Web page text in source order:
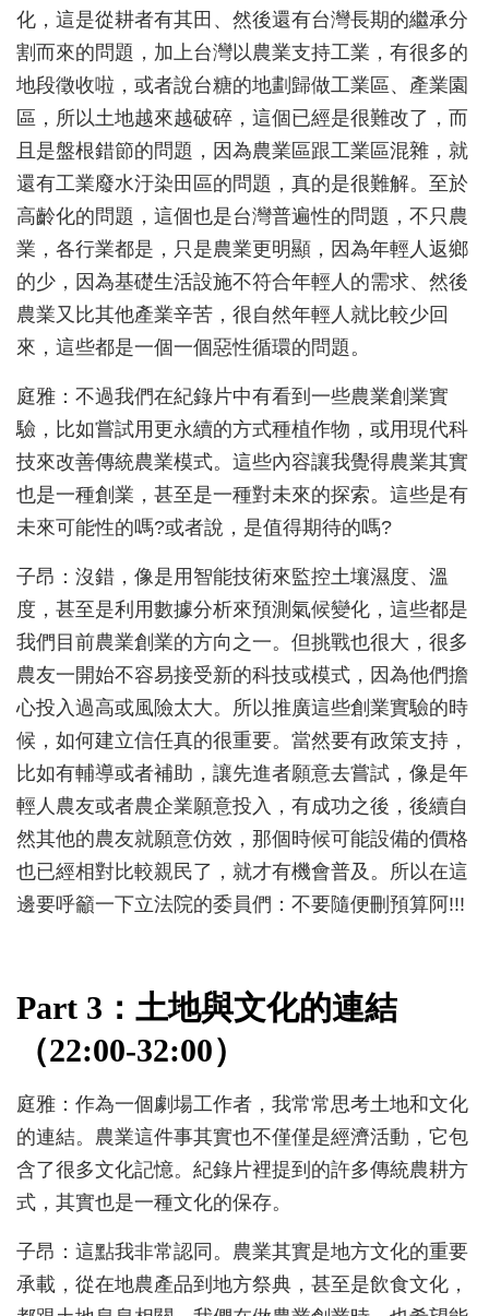
化，這是從耕者有其田、然後還有台灣長期的繼承分
割而來的問題，加上台灣以農業支持工業，有很多的
地段徵收啦，或者說台糖的地劃歸做工業區、產業園
區，所以土地越來越破碎，這個已經是很難改了，而
且是盤根錯節的問題，因為農業區跟工業區混雜，就
還有工業廢水汙染田區的問題，真的是很難解。至於
高齡化的問題，這個也是台灣普遍性的問題，不只農
業，各行業都是，只是農業更明顯，因為年輕人返鄉
的少，因為基礎生活設施不符合年輕人的需求、然後
農業又比其他產業辛苦，很自然年輕人就比較少回
來，這些都是一個一個惡性循環的問題。
庭雅：不過我們在紀錄片中有看到一些農業創業實
驗，比如嘗試用更永續的方式種植作物，或用現代科
技來改善傳統農業模式。這些內容讓我覺得農業其實
也是一種創業，甚至是一種對未來的探索。這些是有
未來可能性的嗎?或者說，是值得期待的嗎?
子昂：沒錯，像是用智能技術來監控土壤濕度、溫
度，甚至是利用數據分析來預測氣候變化，這些都是
我們目前農業創業的方向之一。但挑戰也很大，很多
農友一開始不容易接受新的科技或模式，因為他們擔
心投入過高或風險太大。所以推廣這些創業實驗的時
候，如何建立信任真的很重要。當然要有政策支持，
比如有輔導或者補助，讓先進者願意去嘗試，像是年
輕人農友或者農企業願意投入，有成功之後，後續自
然其他的農友就願意仿效，那個時候可能設備的價格
也已經相對比較親民了，就才有機會普及。所以在這
邊要呼籲一下立法院的委員們：不要隨便刪預算阿!!!
Part 3：土地與文化的連結
（22:00-32:00）
庭雅：作為一個劇場工作者，我常常思考土地和文化
的連結。農業這件事其實也不僅僅是經濟活動，它包
含了很多文化記憶。紀錄片裡提到的許多傳統農耕方
式，其實也是一種文化的保存。
子昂：這點我非常認同。農業其實是地方文化的重要
承載，從在地農產品到地方祭典，甚至是飲食文化，